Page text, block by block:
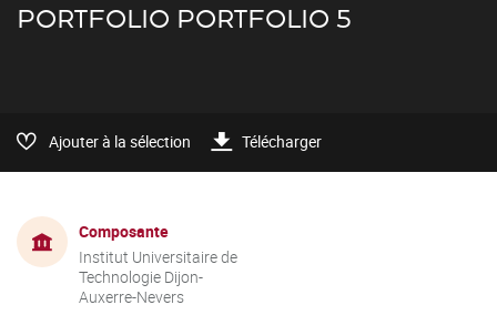
PORTFOLIO PORTFOLIO 5
Ajouter à la sélection Télécharger
Composante
Institut Universitaire de
Technologie Dijon-
Auxerre-Nevers